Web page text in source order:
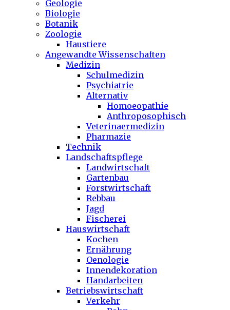
Geologie
Biologie
Botanik
Zoologie
Haustiere
Angewandte Wissenschaften
Medizin
Schulmedizin
Psychiatrie
Alternativ
Homoeopathie
Anthroposophisch
Veterinaermedizin
Pharmazie
Technik
Landschaftspflege
Landwirtschaft
Gartenbau
Forstwirtschaft
Rebbau
Jagd
Fischerei
Hauswirtschaft
Kochen
Ernährung
Oenologie
Innendekoration
Handarbeiten
Betriebswirtschaft
Verkehr